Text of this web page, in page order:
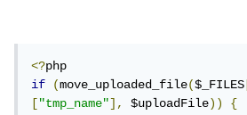
<?
if
(move_uploaded_file($_FILES
["tmp_name"], $uploadFile))
{